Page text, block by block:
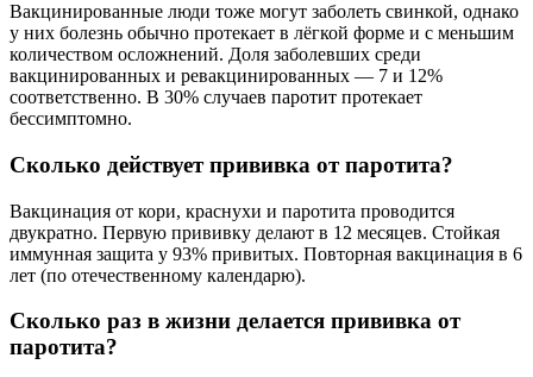
Вакцинированные люди тоже могут заболеть свинкой, однако
у них болезнь обычно протекает в лёгкой форме и с меньшим
количеством осложнений. Доля заболевших среди
вакцинированных и ревакцинированных — 7 и 12%
соответственно. В 30% случаев паротит протекает
бессимптомно.
Сколько действует прививка от паротита?
Вакцинация от кори, краснухи и паротита проводится
двукратно. Первую прививку делают в 12 месяцев. Стойкая
иммунная защита у 93% привитых. Повторная вакцинация в 6
лет (по отечественному календарю).
Сколько раз в жизни делается прививка от
паротита?